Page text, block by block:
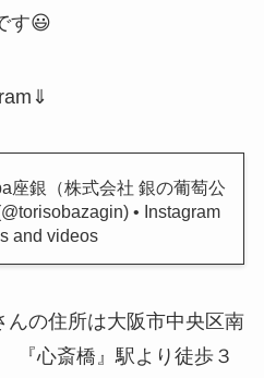
す😃
座銀（株式会社 銀の葡萄公
• Instagram
and videos
んの住所は大阪市中央区南
心斎橋』駅より徒歩３